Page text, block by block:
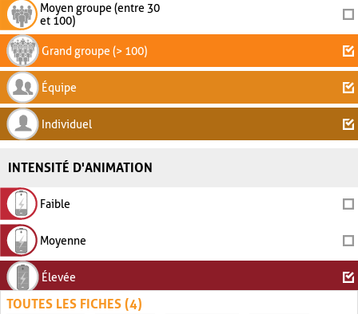
Moyen groupe (entre 30
et 100)
Grand groupe (> 100)
Équipe
Individuel
INTENSITÉ D'ANIMATION
Faible
Moyenne
Élevée
TOUTES LES FICHES (4)